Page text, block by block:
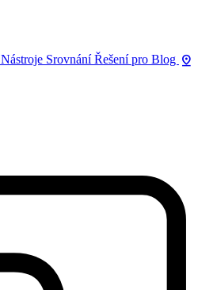
Nástroje Srovnání Řešení pro Blog pin_drop